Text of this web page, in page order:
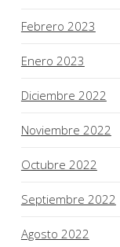
Febrero 2023
Enero 2023
Diciembre 2022
Noviembre 2022
Octubre 2022
Septiembre 2022
Agosto 2022